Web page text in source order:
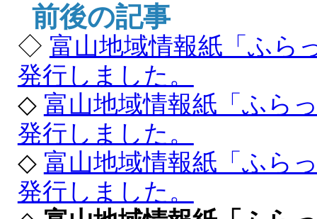
前後の記事
◇ 富山地域情報紙「ふら
発行しました。
◇ 富山地域情報紙「ふら
発行しました。
◇ 富山地域情報紙「ふら
発行しました。